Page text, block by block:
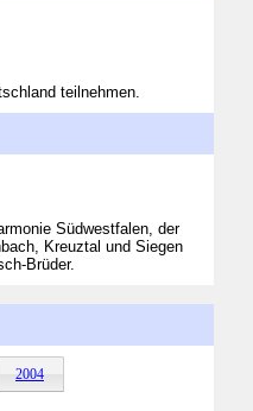
teilnehmen.
Südwestfalen, der
Kreuztal und Siegen
Brüder.
2004